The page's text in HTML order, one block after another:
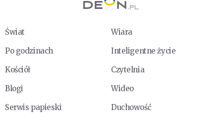
Świat
Wiara
Po godzinach
Inteligentne życie
Kościół
Czytelnia
Blogi
Wideo
Serwis papieski
Duchowość